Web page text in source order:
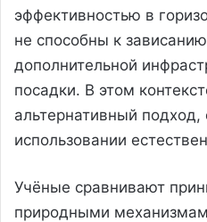
эффективностью в
не способны к
дополнительной
посадки. В этом
альтернативный
использовании
Учёные сравнивают
природными